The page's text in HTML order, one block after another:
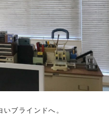
ブラインドへ。